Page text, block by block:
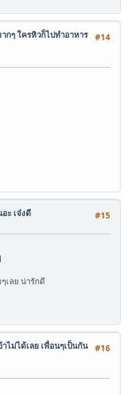
#14
กๆ ใครหิวก็ไปทําอาหาร
#15
ะ เจ๋งดี
เลย น่ารักดี
#16
ไม่ได้เลย เพื่อนๆเป็นกัน